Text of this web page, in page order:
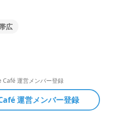
広
Café 運営メンバー登録
運営メンバー登録